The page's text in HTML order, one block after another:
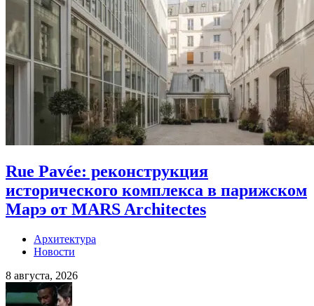
Rue Pavée: реконструкция
исторического комплекса в парижском
Марэ от MARS Architectes
Архитектура
Новости
8 августа, 2026